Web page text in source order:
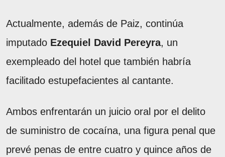
Actualmente, además de Paiz, continúa
imputado Ezequiel David Pereyra, un
exempleado del hotel que también habría
facilitado estupefacientes al cantante.
Ambos enfrentarán un juicio oral por el delito
de suministro de cocaína, una figura penal que
prevé penas de entre cuatro y quince años de